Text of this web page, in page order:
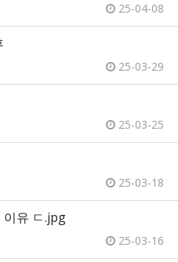
25-04-08
25-03-29
25-03-25
25-03-18
이유 ㄷ.jpg
25-03-16